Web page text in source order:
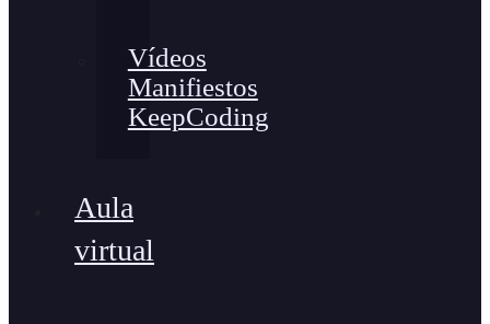
Vídeos
Manifiestos
KeepCoding
Aula
virtual